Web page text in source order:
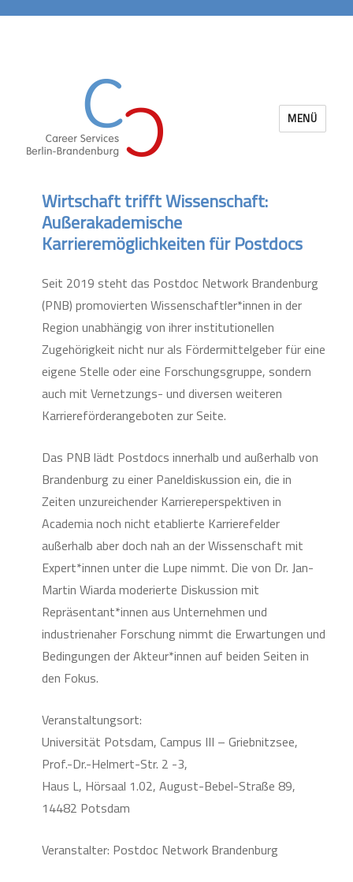
MENÜ
Wirtschaft trifft Wissenschaft:
Außerakademische
Karrieremöglichkeiten für Postdocs
Seit 2019 steht das Postdoc Network Brandenburg
(PNB) promovierten Wissenschaftler*innen in der
Region unabhängig von ihrer institutionellen
Zugehörigkeit nicht nur als Fördermittelgeber für eine
eigene Stelle oder eine Forschungsgruppe, sondern
auch mit Vernetzungs- und diversen weiteren
Karriereförderangeboten zur Seite.
Das PNB lädt Postdocs innerhalb und außerhalb von
Brandenburg zu einer Paneldiskussion ein, die in
Zeiten unzureichender Karriereperspektiven in
Academia noch nicht etablierte Karrierefelder
außerhalb aber doch nah an der Wissenschaft mit
Expert*innen unter die Lupe nimmt. Die von Dr. Jan-
Martin Wiarda moderierte Diskussion mit
Repräsentant*innen aus Unternehmen und
industrienaher Forschung nimmt die Erwartungen und
Bedingungen der Akteur*innen auf beiden Seiten in
den Fokus.
Veranstaltungsort:
Universität Potsdam, Campus III – Griebnitzsee,
Prof.-Dr.-Helmert-Str. 2 -3,
Haus L, Hörsaal 1.02, August-Bebel-Straße 89,
14482 Potsdam
Veranstalter: Postdoc Network Brandenburg